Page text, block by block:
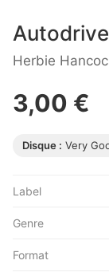
Autodrive
Herbie
3,00 €
Disque : Very
Label
Genre
Format